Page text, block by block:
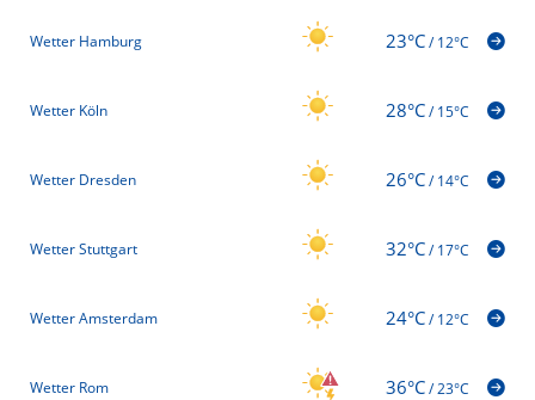
Wetter Hamburg 23°C/12°C
Wetter Köln 28°C/15°C
Wetter Dresden 26°C/14°C
Wetter Stuttgart 32°C/17°C
Wetter Amsterdam 24°C/12°C
Wetter Rom 36°C/23°C